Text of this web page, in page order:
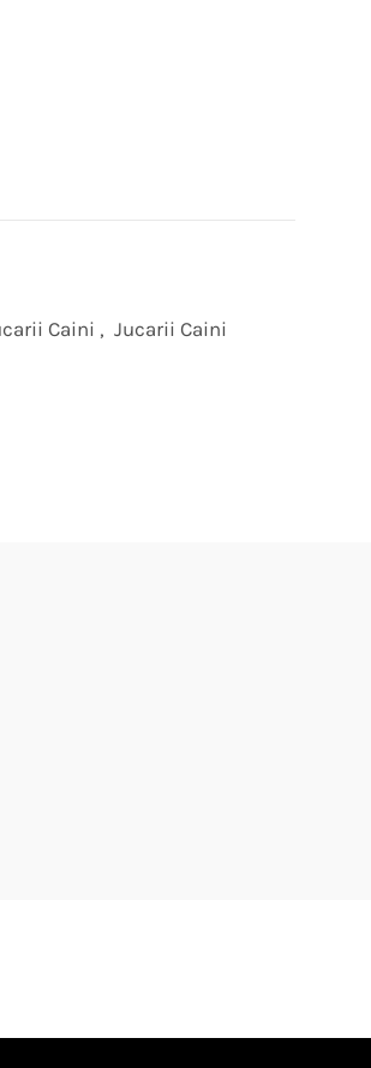
Caini , Jucarii Caini